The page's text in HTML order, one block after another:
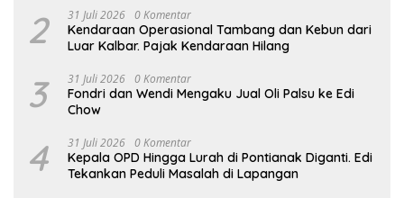
2 31 Juli 2026 0 Komentar
Kendaraan Operasional Tambang dan Kebun dari
Luar Kalbar. Pajak Kendaraan Hilang
3 31 Juli 2026 0 Komentar
Fondri dan Wendi Mengaku Jual Oli Palsu ke Edi
Chow
4 31 Juli 2026 0 Komentar
Kepala OPD Hingga Lurah di Pontianak Diganti. Edi
Tekankan Peduli Masalah di Lapangan